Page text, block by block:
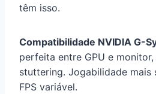
têm isso.
Compatibilidade NVIDIA G-
perfeita entre GPU e
stuttering. Jogabilidade mais
FPS variável.